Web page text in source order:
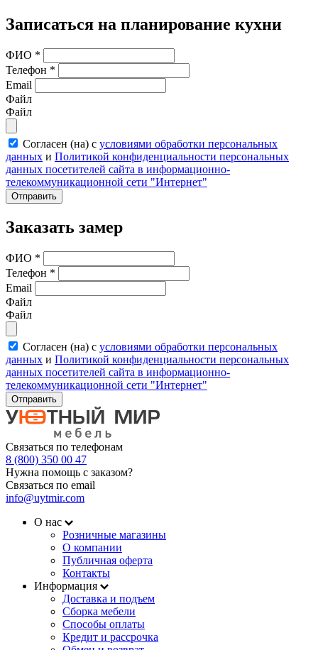
Записаться на планирование кухни
ФИО *
Телефон *
Email
Файл
Файл
Согласен (на) с условиями обработки персональных
данных и Политикой конфиденциальности персональных
данных посетителей сайта в информационно-
телекоммуникационной сети "Интернет"
Отправить
Заказать замер
ФИО *
Телефон *
Email
Файл
Файл
Согласен (на) с условиями обработки персональных
данных и Политикой конфиденциальности персональных
данных посетителей сайта в информационно-
телекоммуникационной сети "Интернет"
Отправить
Связаться по телефонам
8 (800) 350 00 47
Нужна помощь с заказом?
Связаться по email
info@uytmir.com
О нас
Розничные магазины
О компании
Публичная оферта
Контакты
Информация
Доставка и подъем
Сборка мебели
Способы оплаты
Кредит и рассрочка